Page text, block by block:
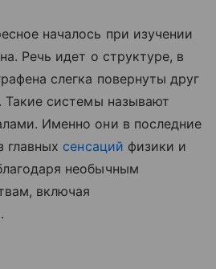
началось при изучении
Речь идет о структуре, в
слегка повернуты друг
Такие системы называют
Именно они в последние
главных сенсаций физики и
необычным
включая